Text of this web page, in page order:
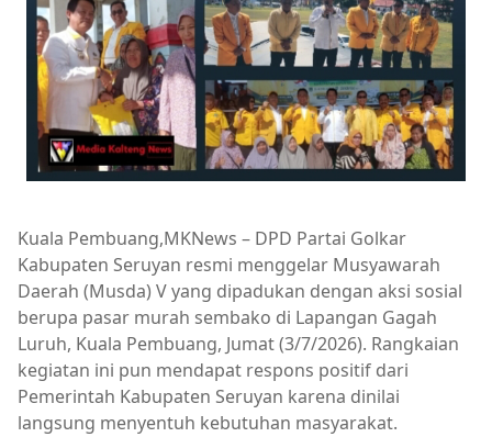
Kuala Pembuang,MKNews – DPD Partai Golkar
Kabupaten Seruyan resmi menggelar Musyawarah
Daerah (Musda) V yang dipadukan dengan aksi sosial
berupa pasar murah sembako di Lapangan Gagah
Luruh, Kuala Pembuang, Jumat (3/7/2026). Rangkaian
kegiatan ini pun mendapat respons positif dari
Pemerintah Kabupaten Seruyan karena dinilai
langsung menyentuh kebutuhan masyarakat.